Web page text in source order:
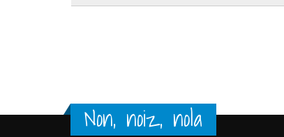
Non, noiz, nola